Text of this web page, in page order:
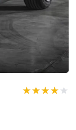
★★★★★
★★★★★